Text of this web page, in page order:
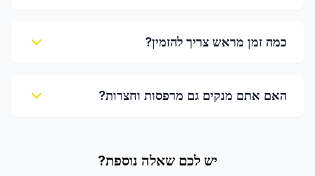
כמה זמן מראש צריך להזמין?
האם אתם מנקים גם מרפסות וחצרות?
יש לכם שאלה נוספת?